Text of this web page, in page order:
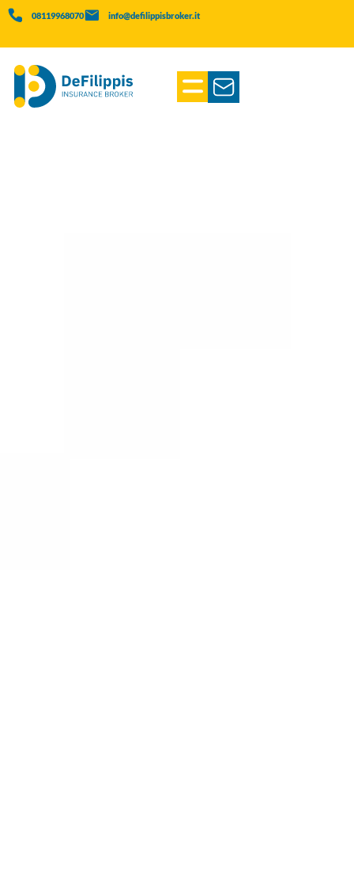
08119968070 info@defilippisbroker.it